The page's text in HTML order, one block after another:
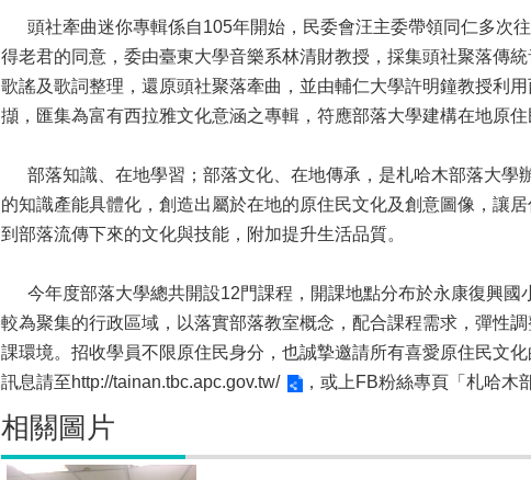
頭社牽曲迷你專輯係自105年開始，民委會汪主委帶領同仁多次
得老君的同意，委由臺東大學音樂系林清財教授，採集頭社聚落傳
歌謠及歌詞整理，還原頭社聚落牽曲，並由輔仁大學許明鐘教授利
擷，匯集為富有西拉雅文化意涵之專輯，符應部落大學建構在地原
部落知識、在地學習；部落文化、在地傳承，是札哈木部落大學
的知識產能具體化，創造出屬於在地的原住民文化及創意圖像，讓
到部落流傳下來的文化與技能，附加提升生活品質。
今年度部落大學總共開設12門課程，開課地點分布於永康復興國
較為聚集的行政區域，以落實部落教室概念，配合課程需求，彈性
課環境。招收學員不限原住民身分，也誠摯邀請所有喜愛原住民文
訊息請至http://tainan.tbc.apc.gov.tw/ ，或上FB粉絲專頁「札哈木
相關圖片